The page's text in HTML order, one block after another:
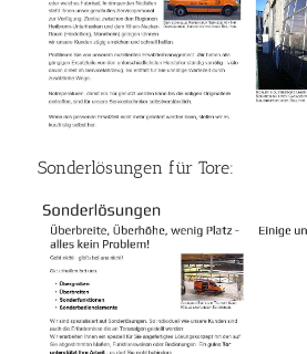
Sonderlösungen für Tore: